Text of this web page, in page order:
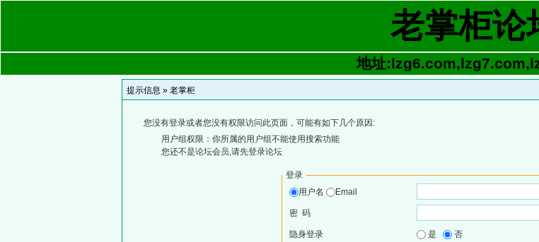
老掌柜论
地址
提示信息 » 老掌柜
您没有登录或者您没有权限访问此页面，可能有如下几个原因:
用户组权限：你所属的用户组不能使用搜索功能
您还不是论坛会员,请先登录论坛
登录
用户名
Email
密 码
隐身登录 是 否